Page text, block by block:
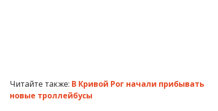
Читайте также: В Кривой Рог начали прибывать
новые троллейбусы